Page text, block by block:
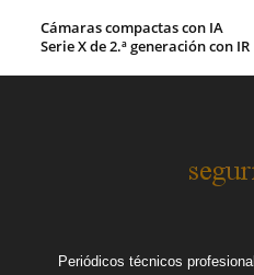
Cámaras compactas con IA
Serie X de 2.ª generación con IR
Periódicos técnicos